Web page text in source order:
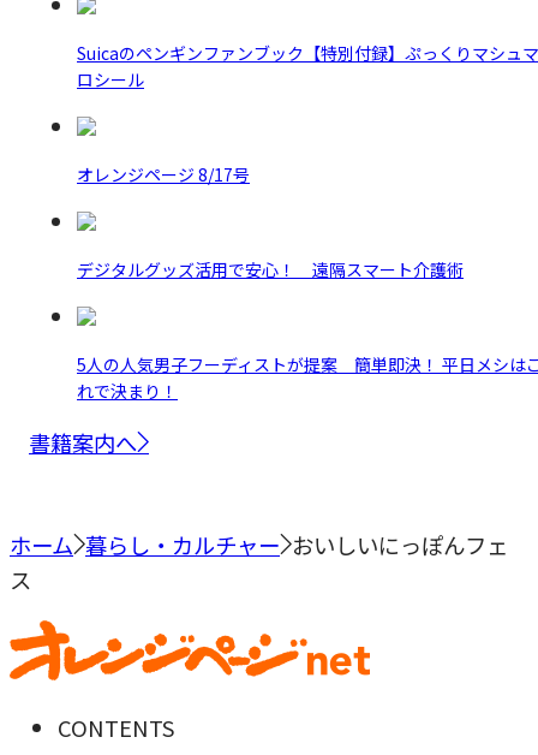
Suicaのペンギンファンブック【特別付録】ぷっくりマシュマ
ロシール
オレンジページ 8/17号
デジタルグッズ活用で安心！ 遠隔スマート介護術
5人の人気男子フーディストが提案 簡単即決！ 平日メシは
れで決まり！
書籍案内へ
ホーム 暮らし・カルチャー おいしいにっぽんフェ
ス
CONTENTS